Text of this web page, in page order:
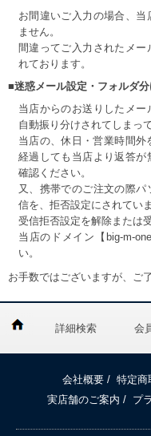
お間違いご入力の場合、
ません。
間違ってご入力されたメー
れております。
■迷惑メール設定・フォルダ分
当店からのお送りしたメ
自動振り分けされてしまっ
当店の、休日・営業時間
経過しても当店より返答
確認ください。
又、携帯でのご注文の際
信を、拒否設定にされてい
受信拒否設定を解除または
当店のドメイン【big-m-
い。
お手数ではございますが、ご
詳細検索 会
会社概要 / 特定商
実店舗のご案内 / プ